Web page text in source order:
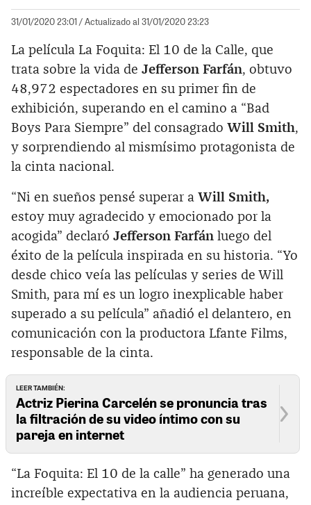
31/01/2020 23:01 / Actualizado al 31/01/2020 23:23
La película La Foquita: El 10 de la Calle, que
trata sobre la vida de Jefferson Farfán, obtuvo
48,972 espectadores en su primer fin de
exhibición, superando en el camino a “Bad
Boys Para Siempre” del consagrado Will Smith,
y sorprendiendo al mismísimo protagonista de
la cinta nacional.
“Ni en sueños pensé superar a Will Smith,
estoy muy agradecido y emocionado por la
acogida” declaró Jefferson Farfán luego del
éxito de la película inspirada en su historia. “Yo
desde chico veía las películas y series de Will
Smith, para mí es un logro inexplicable haber
superado a su película” añadió el delantero, en
comunicación con la productora Lfante Films,
responsable de la cinta.
LEER TAMBIÉN:
Actriz Pierina Carcelén se pronuncia tras
la filtración de su video íntimo con su
pareja en internet
“La Foquita: El 10 de la calle” ha generado una
increíble expectativa en la audiencia peruana,